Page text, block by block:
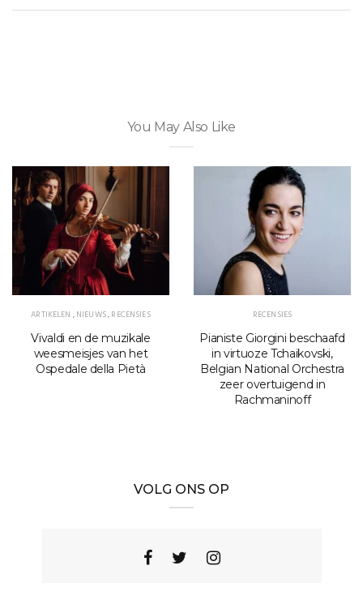
You May Also Like
ARTIKELEN ,NIEUWS,RECENSIES
Vivaldi en de muzikale
weesmeisjes van het
Ospedale della Pietà
RECENSIES
Pianiste Giorgini beschaafd
in virtuoze Tchaikovski,
Belgian National Orchestra
zeer overtuigend in
Rachmaninoff
VOLG ONS OP